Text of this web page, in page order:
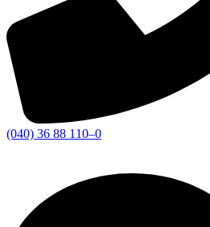
(040) 36 88 110–0